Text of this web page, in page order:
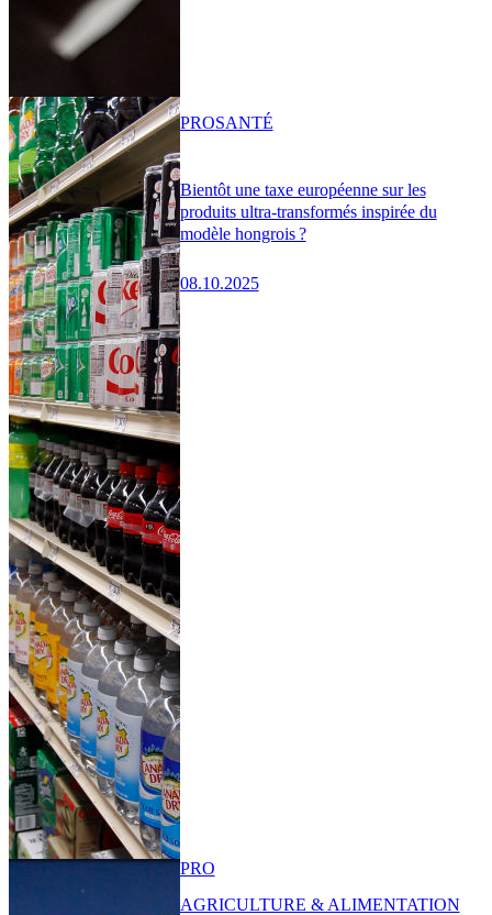
Bientôt une taxe européenne sur les
produits ultra-transformés inspirée du
modèle hongrois ?
08.10.2025
PROSANTÉ
PRO
AGRICULTURE & ALIMENTATION